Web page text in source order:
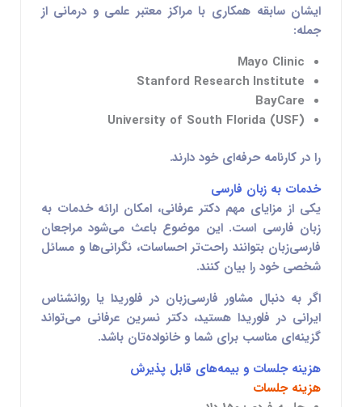
ایشان سابقه همکاری با مراکز معتبر علمی و درمانی از
جمله:
Mayo Clinic
Stanford Research Institute
BayCare
University of South Florida (USF)
را در کارنامه حرفه‌ای خود دارند.
خدمات به زبان فارسی
یکی از مزایای مهم دکتر عرفانی، امکان ارائه خدمات به
زبان فارسی است. این موضوع باعث می‌شود مراجعان
فارسی‌زبان بتوانند راحت‌تر احساسات، نگرانی‌ها و مسائل
شخصی خود را بیان کنند.
اگر به دنبال مشاور فارسی‌زبان در فلوریدا یاروانشناس
ایرانی در فلوریدا هستید، دکتر نسرین عرفانی می‌تواند
گزینه‌ای مناسب برای شما و خانواده‌تان باشد.
هزینه جلسات و بیمه‌های قابل پذیرش
هزینه جلسات